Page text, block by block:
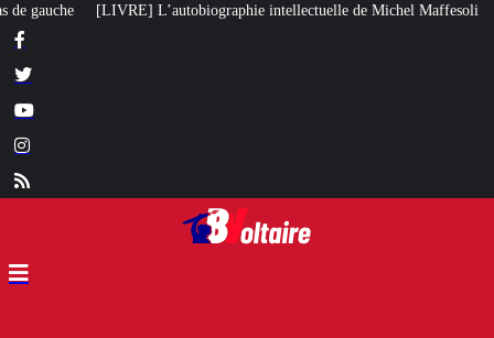
intellectuelle de Michel Maffesoli Pour regagner son influence en